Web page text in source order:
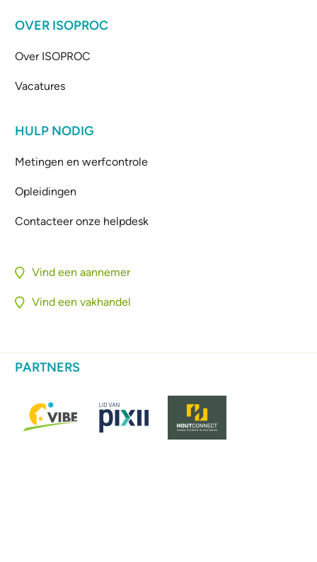
OVER ISOPROC
Over ISOPROC
Vacatures
HULP NODIG
Metingen en werfcontrole
Opleidingen
Contacteer onze helpdesk
Vind een aannemer
Vind een vakhandel
PARTNERS